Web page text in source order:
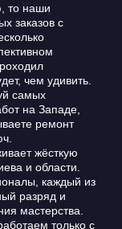
то наши
заказов с
чем удивить.
самых
на Западе,
ремонт
жёсткую
и области.
каждый из
разряд и
мастерства.
только с